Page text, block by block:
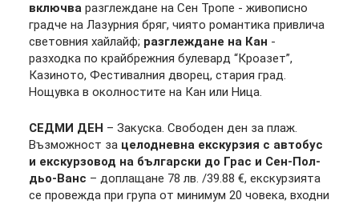
включва разглеждане на Сен Тропе - живописно
градче на Лазурния бряг, чиято романтика привлича
световния хайлайф; разглеждане на Кан -
разходка по крайбрежния булевард “Кроазет”,
Казиното, Фестивалния дворец, стария град.
Нощувка в околностите на Кан или Ница.
СЕДМИ ДЕН – Закуска. Свободен ден за плаж.
Възможност за целодневна екскурзия с автобус
и екскурзовод на български до Грас и Сен-Пол-
дьо-Ванс – доплащане 78 лв. /39.88 €, екскурзията
се провежда при група от минимум 20 човека, входни